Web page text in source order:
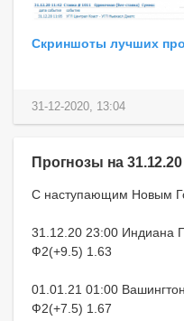
Скриншоты лучших
31-12-2020, 13:04
Прогнозы на 31.12.20
С наступающим Новым
31.12.20 23:00 Индиана
Ф2(+9.5) 1.63
01.01.21 01:00
Ф2(+7.5) 1.67